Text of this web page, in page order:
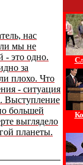
нас
мы не
- это одно.
за
плохо. Что
- ситуация
Выступление
большей
выглядело
планеты.